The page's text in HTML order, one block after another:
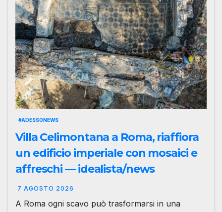
#ADESSONEWS
Villa Celimontana a Roma, riaffiora
un edificio imperiale con mosaici e
affreschi — idealista/news
7 AGOSTO 2026
A Roma ogni scavo può trasformarsi in una